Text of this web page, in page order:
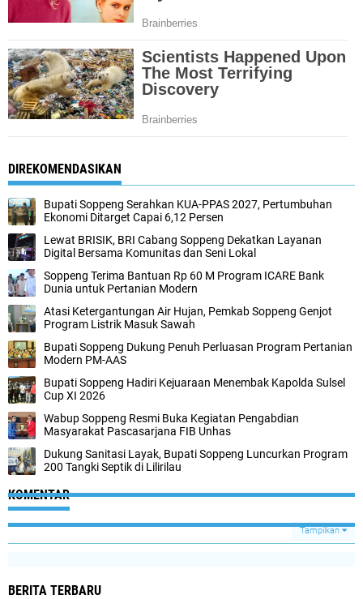
DIREKOMENDASIKAN
Bupati Soppeng Serahkan KUA-PPAS 2027, Pertumbuhan
Ekonomi Ditarget Capai 6,12 Persen
Lewat BRISIK, BRI Cabang Soppeng Dekatkan Layanan
Digital Bersama Komunitas dan Seni Lokal
Soppeng Terima Bantuan Rp 60 M Program ICARE Bank
Dunia untuk Pertanian Modern
Atasi Ketergantungan Air Hujan, Pemkab Soppeng Genjot
Program Listrik Masuk Sawah
Bupati Soppeng Dukung Penuh Perluasan Program Pertanian
Modern PM-AAS
Bupati Soppeng Hadiri Kejuaraan Menembak Kapolda Sulsel
Cup XI 2026
Wabup Soppeng Resmi Buka Kegiatan Pengabdian
Masyarakat Pascasarjana FIB Unhas
Dukung Sanitasi Layak, Bupati Soppeng Luncurkan Program
200 Tangki Septik di Lilirilau
KOMENTAR
Tampilkan
BERITA TERBARU